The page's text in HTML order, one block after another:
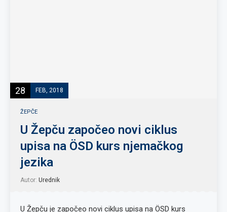
28 FEB, 2018
ŽEPČE
U Žepču započeo novi ciklus
upisa na ÖSD kurs njemačkog
jezika
Autor: Urednik
U Žepču je započeo novi ciklus upisa na ÖSD kurs